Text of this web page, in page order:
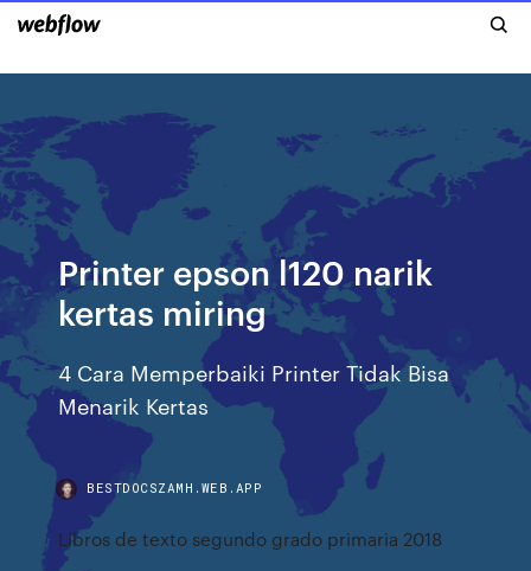
Printer epson l120 narik
kertas miring
4 Cara Memperbaiki Printer Tidak Bisa
Menarik Kertas
BESTDOCSZAMH.WEB.APP
Libros de texto segundo grado primaria 2018